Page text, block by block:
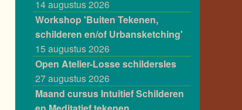
14 augustus 2026
Workshop 'Buiten Tekenen,
schilderen en/of Urbansketching'
15 augustus 2026
Open Atelier-Losse schildersles
27 augustus 2026
Maand cursus Intuitief Schilderen